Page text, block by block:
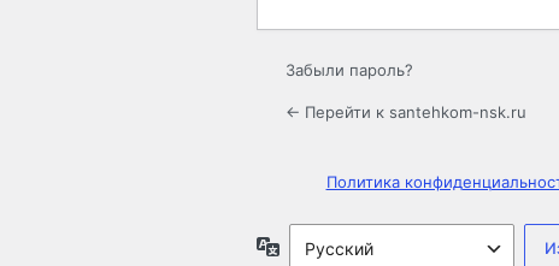
Забыли пароль?
← Перейти к santehkom-nsk.ru
Политика
Язык